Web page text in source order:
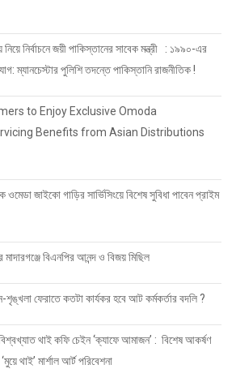
নির্বাচনে জয়ী পাকিস্তানের সাবেক মন্ত্রী : ১৯৯০-এর
ম্যানচেস্টার পুলিশি তদন্তে পাকিস্তানি রাজনীতিক !
to Enjoy Exclusive Omoda
Benefits from Asian Distributions
ওমেডা জাইকো গাড়ির সার্ভিসিংয়ে বিশেষ সুবিধা পাবেন প্রাইম
মাদারগঞ্জে বিএনপির আনন্দ ও বিজয় মিছিল
ফেরাতে কতটা কার্যকর হবে আট কর্মকর্তার বদলি ?
বিশ্বখ্যাত থাই কফি চেইন ‘ক্যাফে আমাজন’ : বিশেষ আকর্ষণ
থাই’ মার্শাল আর্ট পরিবেশনা